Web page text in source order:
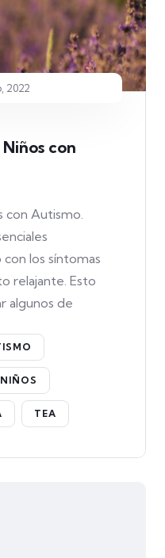
2022
con
con Autismo.
los síntomas
relajante. Esto
algunos de
NIÑOS
TEA